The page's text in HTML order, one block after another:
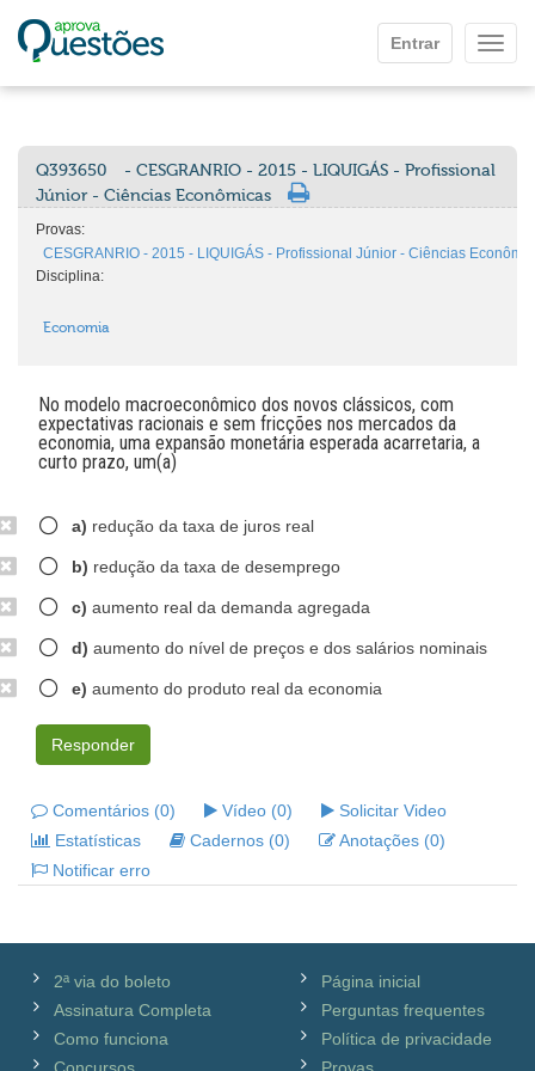
Entrar
Q393650
- CESGRANRIO - 2015 - LIQUIGÁS - Profissional
Júnior - Ciências Econômicas
Provas:
CESGRANRIO - 2015 - LIQUIGÁS - Profissional Júnior - Ciências
Disciplina:
Economia
No modelo macroeconômico dos novos clássicos, com
expectativas racionais e sem fricções nos mercados da
economia, uma expansão monetária esperada acarretaria, a
curto prazo, um(a)
a) redução da taxa de juros real
b) redução da taxa de desemprego
c) aumento real da demanda agregada
d) aumento do nível de preços e dos salários nominais
e) aumento do produto real da economia
Responder
Comentários (0) Vídeo (0)
Solicitar Video
Estatísticas
Cadernos (0)
Anotações (0)
Notificar erro
2ª via do boleto
Assinatura Completa
Como funciona
Página inicial
Perguntas frequentes
Política de privacidade